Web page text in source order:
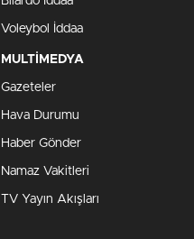
Voleybol İddaa
MULTİMEDYA
Gazeteler
Hava Durumu
Haber Gönder
Namaz Vakitleri
TV Yayın Akışları